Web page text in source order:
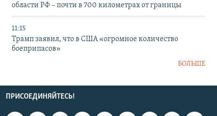
области РФ – почти в 700 километрах от границы
11:15
Трамп заявил, что в США «огромное количество
боеприпасов»
БОЛЬШЕ
ПРИСОЕДИНЯЙТЕСЬ!